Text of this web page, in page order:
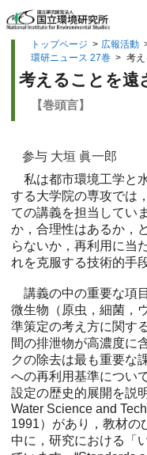
トップページ > 広報活動
環研ニュース 27巻 > 考
考えることを遠
【巻頭言】
参与 大垣 眞一郎
私は都市環境工学と
する大学院の専攻では
ての講義を担当してい
か，合理性はあるか，
らないか，再利用に当
れを克服する技術的手
講義の中の重要な項
微生物（原虫，細菌，
準策定の考え方に関す
間の排泄物が高濃度に
クの除去は最も重要な
への再利用基準につい
設定の歴史的展開を説
Water Science and
1991）があり，教材の
中に，研究における「